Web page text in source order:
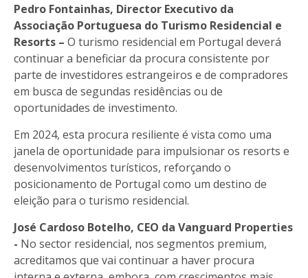
Pedro Fontainhas, Director Executivo da
Associação Portuguesa do Turismo Residencial e
Resorts – O turismo residencial em Portugal deverá
continuar a beneficiar da procura consistente por
parte de investidores estrangeiros e de compradores
em busca de segundas residências ou de
oportunidades de investimento.
Em 2024, esta procura resiliente é vista como uma
janela de oportunidade para impulsionar os resorts e
desenvolvimentos turísticos, reforçando o
posicionamento de Portugal como um destino de
eleição para o turismo residencial.
José Cardoso Botelho, CEO da Vanguard Properties
- No sector residencial, nos segmentos premium,
acreditamos que vai continuar a haver procura